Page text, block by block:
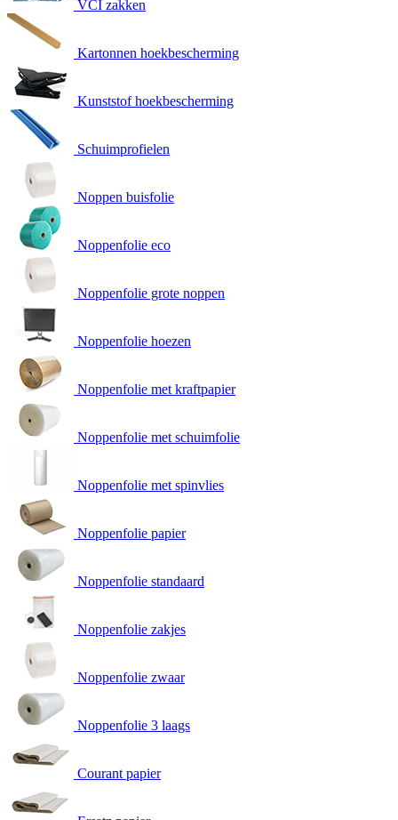
VCI zakken
Kartonnen hoekbescherming
Kunststof hoekbescherming
Schuimprofielen
Noppen buisfolie
Noppenfolie eco
Noppenfolie grote noppen
Noppenfolie hoezen
Noppenfolie met kraftpapier
Noppenfolie met schuimfolie
Noppenfolie met spinvlies
Noppenfolie papier
Noppenfolie standaard
Noppenfolie zakjes
Noppenfolie zwaar
Noppenfolie 3 laags
Courant papier